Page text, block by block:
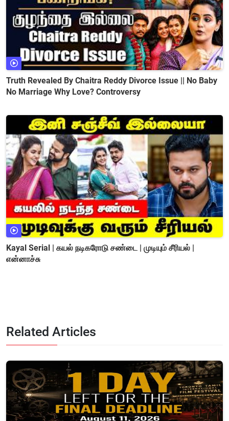
Truth Revealed By Chaitra Reddy Divorce Issue || No Baby
No Marriage Why Love? Controversy
Kayal Serial | கயல் நடிகரோடு சண்டை | முடியும் சீரியல் |
என்னாச்சு
Related Articles